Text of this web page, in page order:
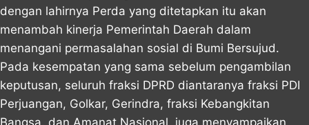
dengan lahirnya Perda yang ditetapkan itu akan
menambah kinerja Pemerintah Daerah dalam
menangani permasalahan sosial di Bumi Bersujud.
Pada kesempatan yang sama sebelum pengambilan
keputusan, seluruh fraksi DPRD diantaranya fraksi PDI
Perjuangan, Golkar, Gerindra, fraksi Kebangkitan
Bangsa, dan Amanat Nasional juga menyampaikan